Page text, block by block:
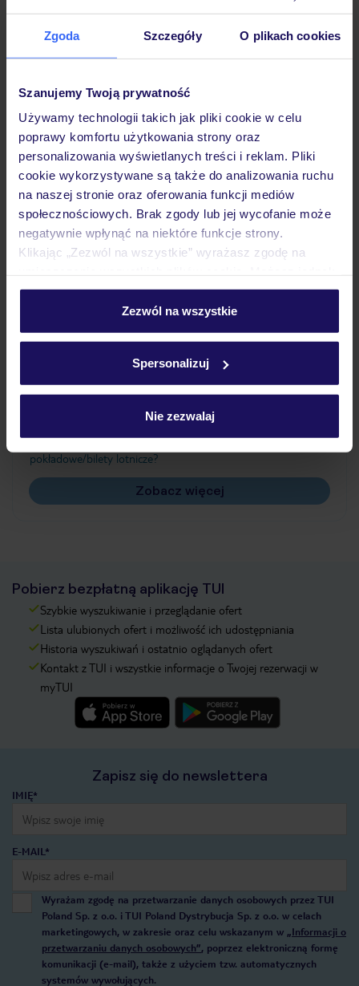
Zgoda Szczegóły O plikach cookies
Szanujemy Twoją prywatność
Używamy technologii takich jak pliki cookie w celu
poprawy komfortu użytkowania strony oraz
personalizowania wyświetlanych treści i reklam. Pliki
cookie wykorzystywane są także do analizowania ruchu
na naszej stronie oraz oferowania funkcji mediów
społecznościowych. Brak zgody lub jej wycofanie może
negatywnie wpłynąć na niektóre funkcje strony.
Klikając „Zezwól na wszystkie” wyrażasz zgodę na
personalizować swój wybór wchodząc w zakładkę
Szczegółowe informacje o plikach cookie znajdziesz
Zezwól na wszystkie
Spersonalizuj
Nie zezwalaj
Hotel
Pokoje
Wyżywienie
Atrakcje
Ważne informacje
Często zadawane pytania
Czy w Hotelu będzie przedstawiciel TUI?
pokładowe/bilety lotnicze?
Zobacz więcej
Pobierz bezpłatną aplikację TUI
Szybkie wyszukiwanie i przeglądanie ofert
Lista ulubionych ofert i możliwość ich udostępniania
Historia wyszukiwań i ostatnio oglądanych ofert
Kontakt z TUI i wszystkie informacje o Twojej rezerwacji w
myTUI
Zapisz się do newslettera
IMIĘ*
E-MAIL*
Wyrażam zgodę na przetwarzanie danych osobowych przez TUI
Poland Sp. z o.o. i TUI Poland Dystrybucja Sp. z o.o. w celach
marketingowych, w zakresie oraz celu wskazanym w „Informacji o
przetwarzaniu danych osobowych”, poprzez elektroniczną formę
komunikacji (e-mail), także z użyciem tzw. automatycznych
systemów wywołujących.